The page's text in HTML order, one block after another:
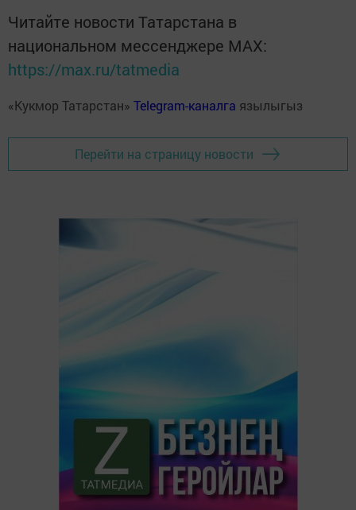
Читайте новости Татарстана в
национальном мессенджере MАХ:
https://max.ru/tatmedia
«Кукмор Татарстан» Telegram-каналга язылыгыз
Перейти на страницу новости